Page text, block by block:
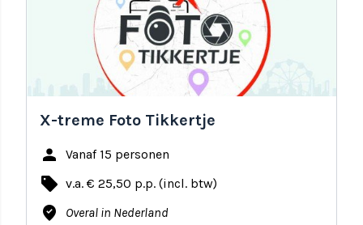
X-treme Foto Tikkertje
person Vanaf 15 personen
local_offer v.a. € 25,50 p.p. (incl. btw)
where_to_vote Overal in Nederland